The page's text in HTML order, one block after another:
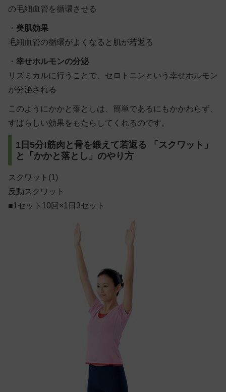
の毛細血管を循環させる
・ 美肌効果
毛細血管の循環がよくなると肌が若返る
・ 幸せホルモンの分泌
リズミカルに行うことで、セロトニンという幸せホルモン
が分泌される
このようにかかと落としは、簡単であるにもかかわらず、
すばらしい効果をもたらしてくれるのです。
1日5分!筋肉と骨を鍛えて若返る 「スクワット」
と「かかと落とし」のやり方
スクワット(1)
反動スクワット
■1セット10回×1日3セット